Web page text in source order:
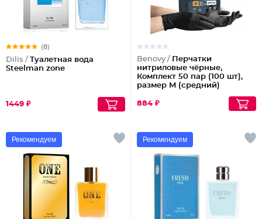
(8)
Dilis / Туалетная вода
Steelman zone
1449 ₽
Benovy / Перчатки
нитриловые чёрные,
Комплект 50 пар (100 шт),
размер M (средний)
884 ₽
Рекомендуем Рекомендуем